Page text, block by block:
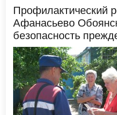
​Профилактический
Афанасьево
безопасность